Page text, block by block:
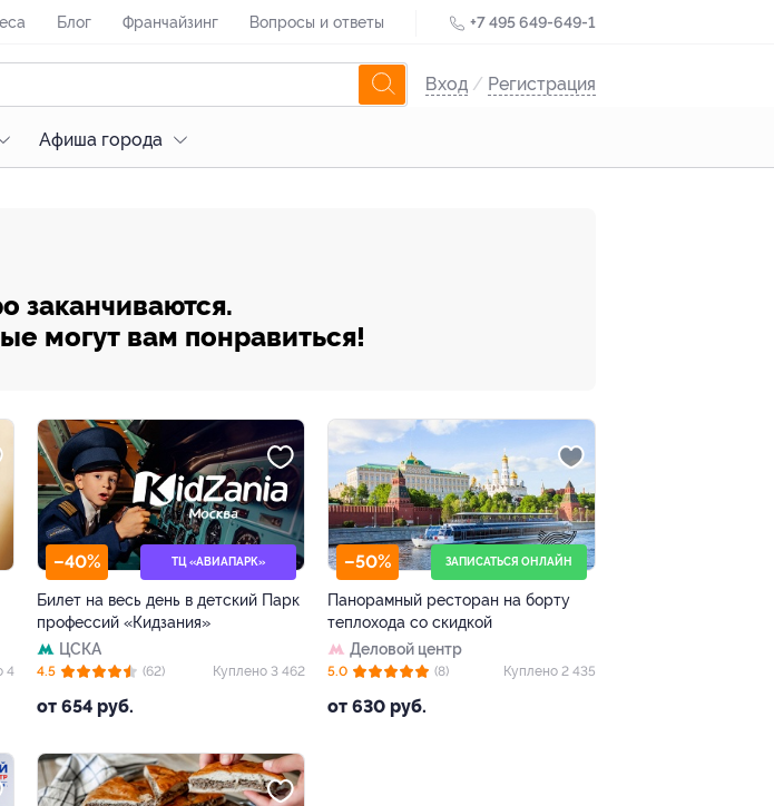
Блог Франчайзинг Вопросы и ответы +7 495 649-649-1
Вход / Регистрация
Афиша города
заканчиваются.
могут вам понравиться!
4
–40% ТЦ «АВИАПАРК»
Билет на весь день в детский Парк
профессий «Кидзания»
ЦСКА
от 654 руб.
4.5 (62) Куплено 3 462
–50% ЗАПИСАТЬСЯ ОНЛАЙН
Панорамный ресторан на борту
теплохода со скидкой
Деловой центр
от 630 руб.
5.0 (8) Куплено 2 435